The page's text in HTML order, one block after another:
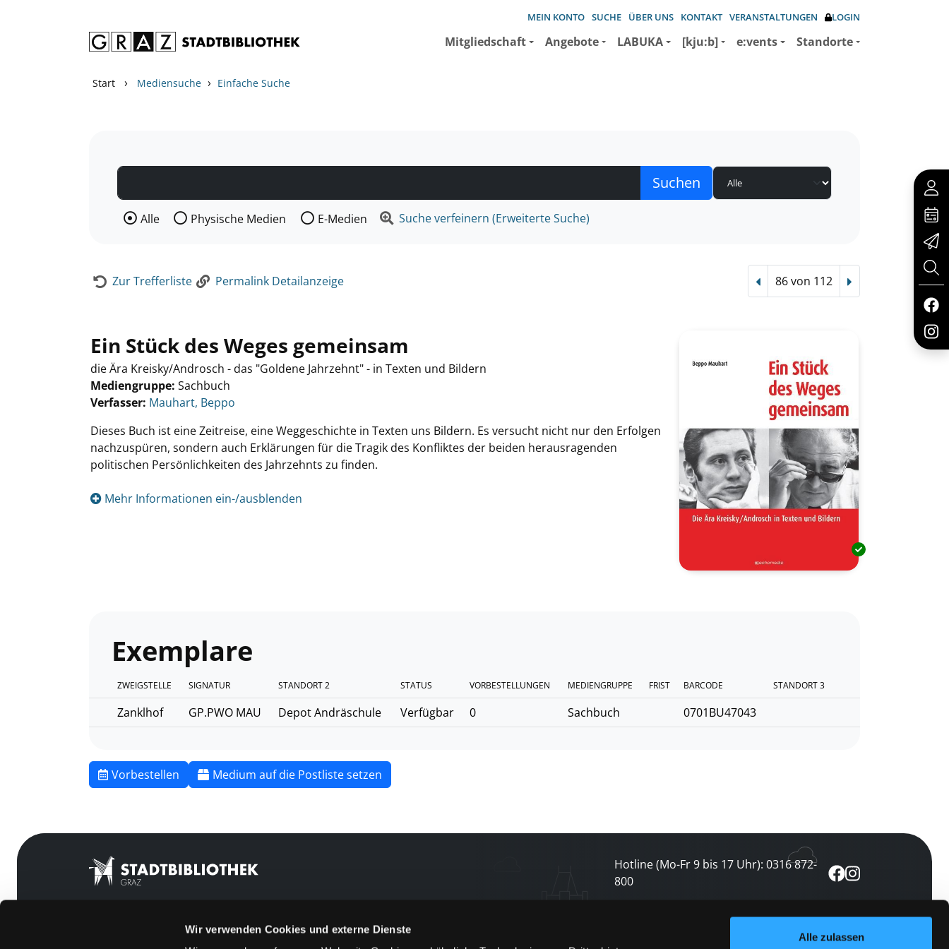
Wir verwenden Cookies und externe Dienste
Alle zulassen
MEIN KONTO SUCHE ÜBER UNS KONTAKT VERANSTALTUNGEN LOGIN
Mitgliedschaft Angebote LABUKA [kju:b] e:vents Standorte
Start › Mediensuche › Einfache Suche
Wählen Sie die Medienart nach der Sie suchen wollen.
Alle Physische Medien E-Medien Suche verfeinern (Erweiterte Suche)
Zur Trefferliste Permalink Detailanzeige Vorheriger Treffer
86 von 112 Nächster Treffer
Ein Stück des Weges gemeinsam
die Ära Kreisky/Androsch - das "Goldene Jahrzehnt" - in Texten und Bildern
Mediengruppe: Sachbuch
Verfasser: Suche nach diesem Verfasser
Mauhart, Beppo
Dieses Buch ist eine Zeitreise, eine Weggeschichte in Texten uns Bildern. Es versucht nicht nur den Erfolgen
nachzuspüren, sondern auch Erklärungen für die Tragik des Konfliktes der beiden herausragenden
politischen Persönlichkeiten des Jahrzehnts zu finden.
Mehr Informationen ein-/ausblenden
Exemplare
ZWEIGSTELLE SIGNATUR STANDORT 2 STATUS VORBESTELLUNGEN MEDIENGRUPPE FRIST BARCODE STANDORT 3
Zanklhof GP.PWO MAU Depot Andräschule Verfügbar 0 Sachbuch 0701BU47043
Vorbestellen Medium auf die Postliste setzen
Hotline (Mo-Fr 9 bis 17 Uhr): 0316 872-
800
Feedback Newsletter abonnieren